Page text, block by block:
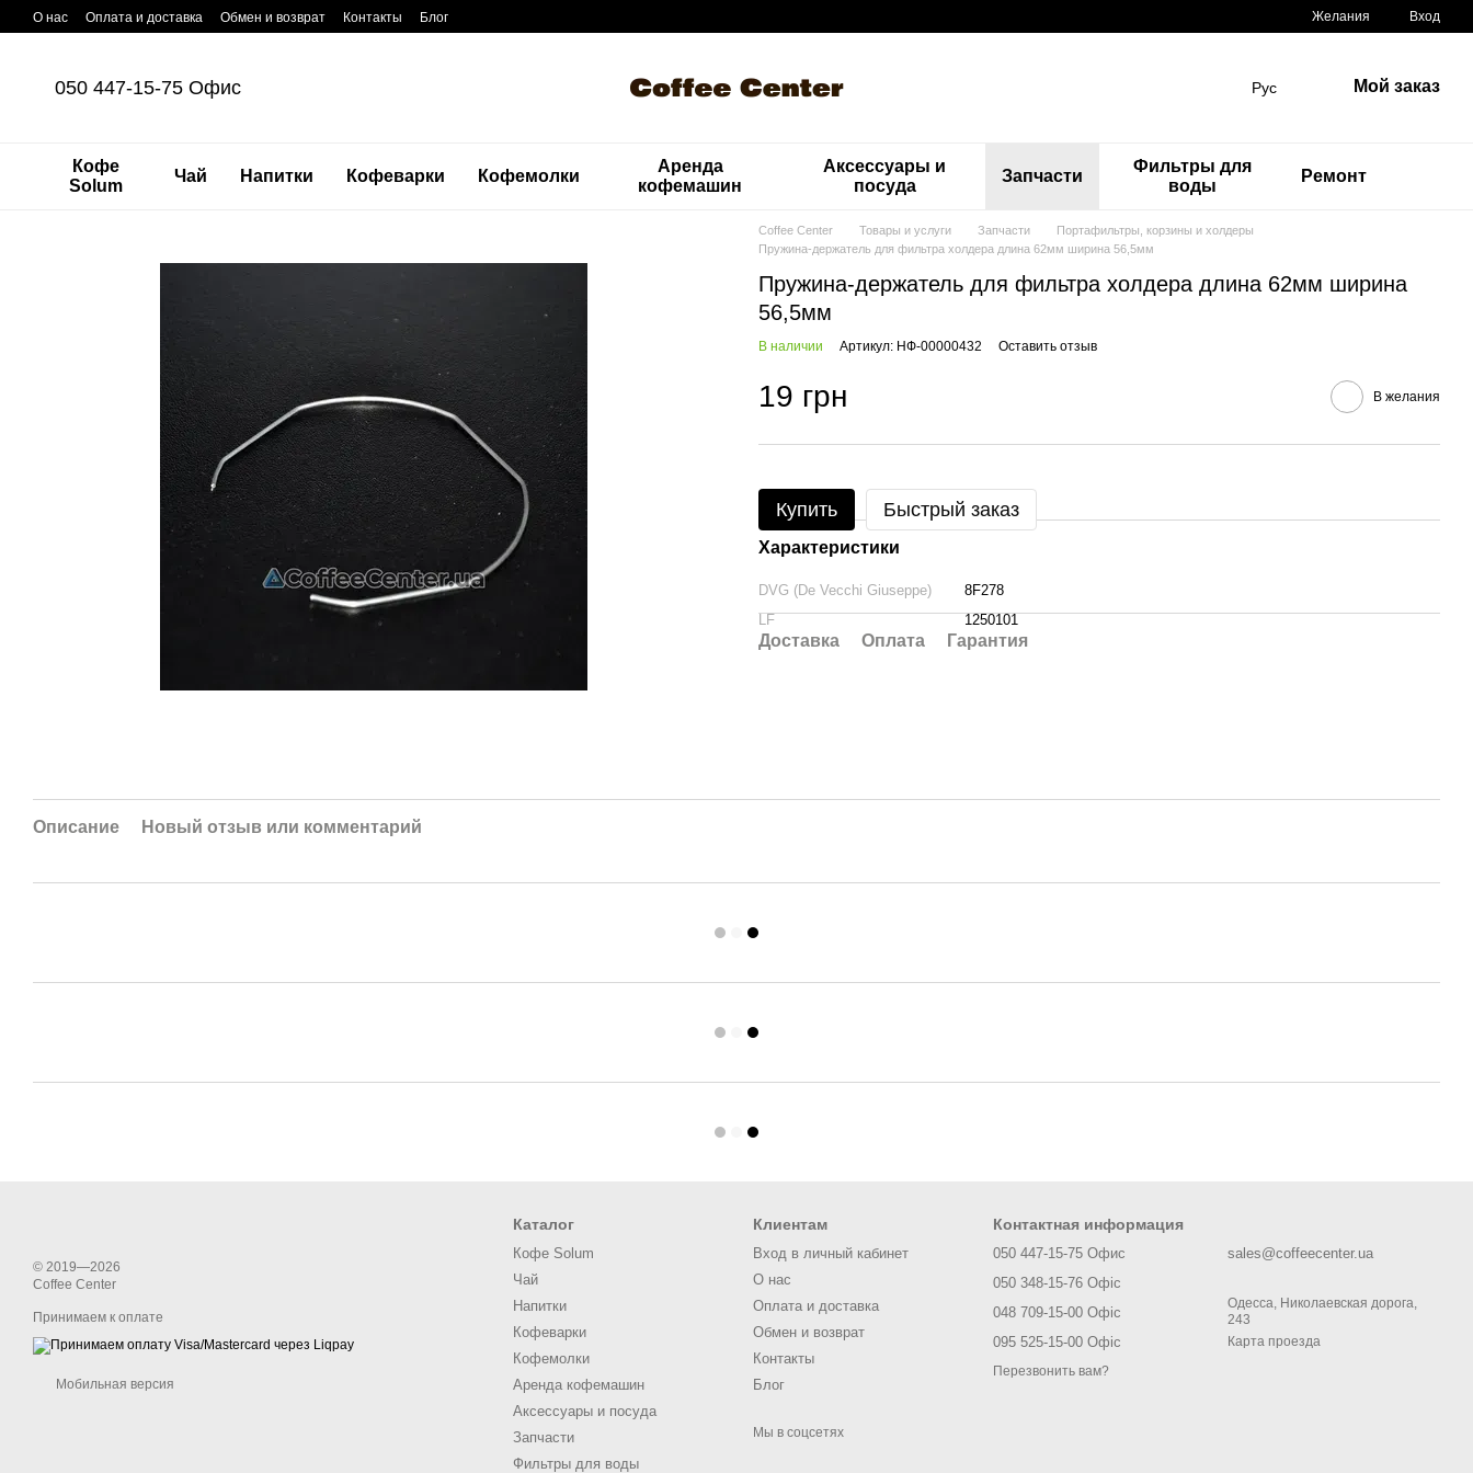
Перейти к основному контенту
О нас Оплата и доставка Обмен и возврат Контакты Блог Желания Вход
050 447-15-75 Офис Рус Мой заказ
Кофе
Solum
Чай Напитки Кофеварки Кофемолки
Аренда
кофемашин
Аксессуары и
посуда
Запчасти
Фильтры для
воды
Ремонт
Coffee Center Товары и услуги Запчасти
Портафильтры, корзины и холдеры
Пружина-держатель для фильтра холдера длина 62мм ширина 56,5мм
Пружина-держатель для фильтра холдера длина 62мм ширина
56,5мм
В наличии Артикул: НФ-00000432 Оставить отзыв
19 грн В желания
Купить Быстрый заказ
Характеристики
DVG (De Vecchi Giuseppe)
8F278
LF
1250101
Доставка Оплата Гарантия
Описание Новый отзыв или комментарий
© 2019—2026
Coffee Center
Принимаем к оплате
Мобильная версия
Каталог
Кофе Solum
Чай
Напитки
Кофеварки
Кофемолки
Аренда кофемашин
Аксессуары и посуда
Запчасти
Фильтры для воды
Клиентам
Вход в личный кабинет
О нас
Оплата и доставка
Обмен и возврат
Контакты
Блог
Мы в соцсетях
Контактная информация
050 447-15-75 Офис
050 348-15-76 Офіс
048 709-15-00 Офіс
095 525-15-00 Офіс
Перезвонить вам?
sales@coffeecenter.ua
Одесса, Николаевская дорога,
243
Карта проезда